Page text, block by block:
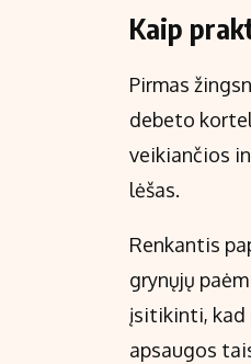
Kaip
Pirmas
debeto
veikiančios
lėšas.
Renkantis
grynųjų
įsitikinti, kad
apsaugos